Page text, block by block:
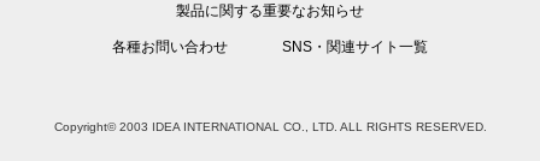
製品に関する重要なお知らせ
各種お問い合わせ SNS・関連サイト一覧
Copyright© 2003 IDEA INTERNATIONAL CO., LTD. ALL RIGHTS RESERVED.